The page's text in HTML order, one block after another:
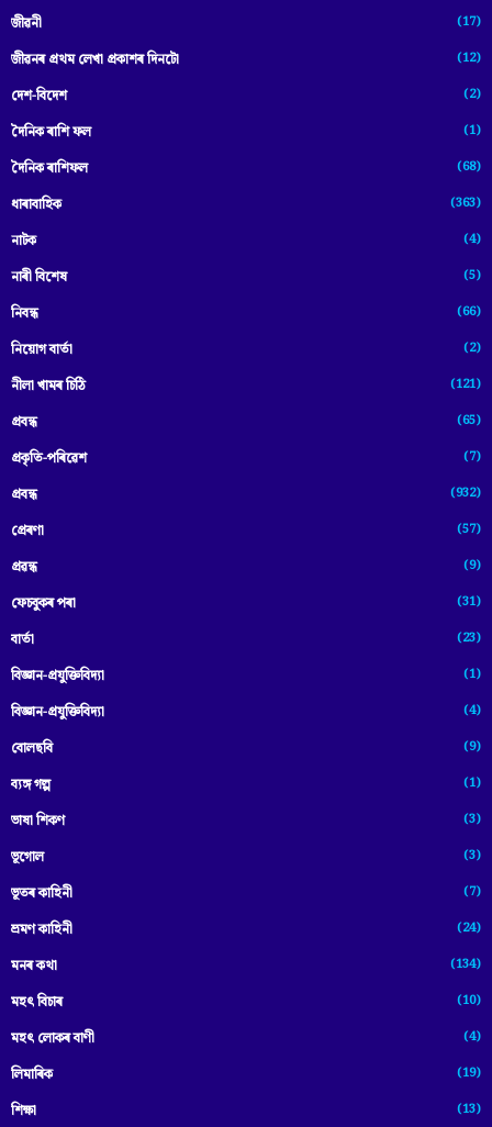
জীৱনী (17)
জীৱনৰ প্ৰথম লেখা প্ৰকাশৰ দিনটো (12)
দেশ-বিদেশ (2)
দৈনিক ৰাশি ফল (1)
দৈনিক ৰাশিফল (68)
ধাৰাবাহিক (363)
নাটক (4)
নাৰী বিশেষ (5)
নিবন্ধ (66)
নিয়োগ বাৰ্তা (2)
নীলা খামৰ চিঠি (121)
প্রবন্ধ (65)
প্ৰকৃতি-পৰিৱেশ (7)
প্ৰবন্ধ (932)
প্ৰেৰণা (57)
প্ৰৱন্ধ (9)
ফেচবুকৰ পৰা (31)
বাৰ্তা (23)
বিজ্ঞান-প্রযুক্তিবিদ্যা (1)
বিজ্ঞান-প্ৰযুক্তিবিদ্যা (4)
বোলছবি (9)
ব্যঙ্গ গল্প (1)
ভাষা শিকণ (3)
ভূগোল (3)
ভূতৰ কাহিনী (7)
ভ্ৰমণ কাহিনী (24)
মনৰ কথা (134)
মহৎ বিচাৰ (10)
মহৎ লোকৰ বাণী (4)
লিমাৰিক (19)
শিক্ষা (13)